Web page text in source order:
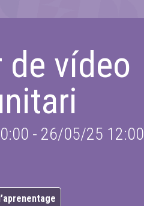
de vídeo
- 26/05/25 12:00